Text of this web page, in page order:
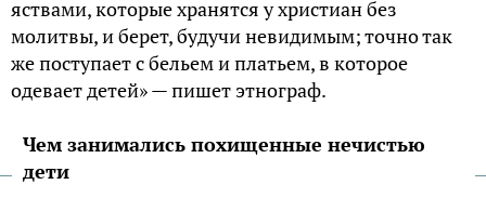
яствами, которые хранятся у христиан без
молитвы, и берет, будучи невидимым; точно так
же поступает с бельем и платьем, в которое
одевает детей» — пишет этнограф.
Чем занимались похищенные нечистью
дети